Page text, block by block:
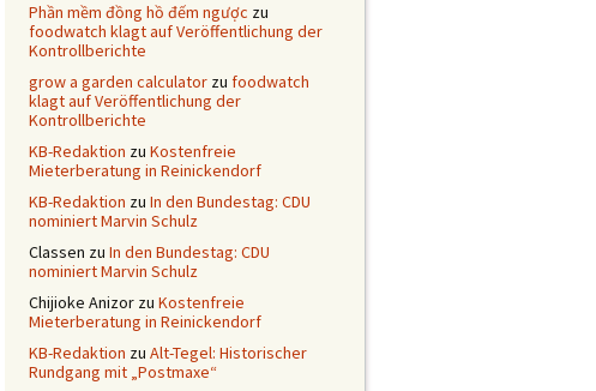
Phần mềm đồng hồ đếm ngược zu
foodwatch klagt auf Veröffentlichung der
Kontrollberichte
grow a garden calculator zu foodwatch
klagt auf Veröffentlichung der
Kontrollberichte
KB-Redaktion zu Kostenfreie
Mieterberatung in Reinickendorf
KB-Redaktion zu In den Bundestag: CDU
nominiert Marvin Schulz
Classen zu In den Bundestag: CDU
nominiert Marvin Schulz
Chijioke Anizor zu Kostenfreie
Mieterberatung in Reinickendorf
KB-Redaktion zu Alt-Tegel: Historischer
Rundgang mit „Postmaxe“